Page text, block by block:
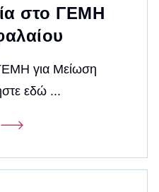
στο ΓΕΜΗ
για Μείωση
εδώ ...